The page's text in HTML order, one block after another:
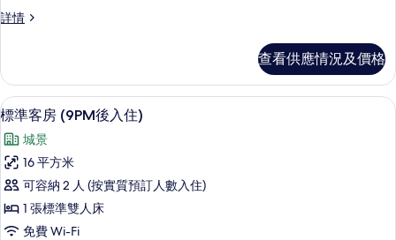
(4PM
入
住)
的
相
片
詳情
標
(4PM
後
入
詳
情
查看供應情況及價格
載
入
所
有
標
準
標準客房 (9PM後入住) | 高級寢具、
7
標準客房 (9PM後入住)
城景
16 平方米
可容納 2 人 (按實質預訂人數入住)
1 張標準雙人床
免費 Wi-Fi